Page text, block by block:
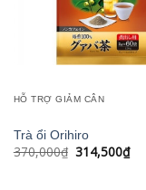
HỖ TRỢ GIẢM CÂN
Trà ổi Orihiro
370,000₫ Giá
314,500₫Giá
hiện